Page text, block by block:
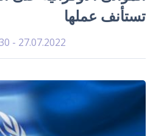
تستأنف عملها
27.07.2022 - 19:30